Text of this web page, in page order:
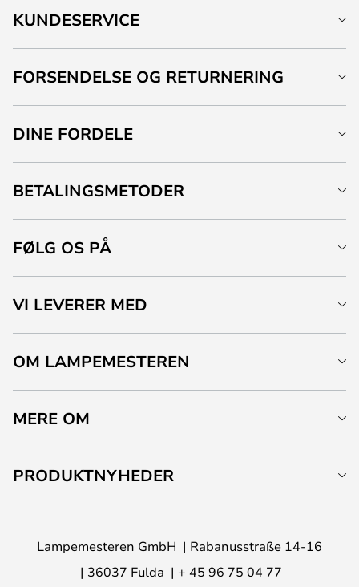
KUNDESERVICE
FORSENDELSE OG RETURNERING
DINE FORDELE
BETALINGSMETODER
FØLG OS PÅ
VI LEVERER MED
OM LAMPEMESTEREN
MERE OM
PRODUKTNYHEDER
Lampemesteren GmbH
Rabanusstraße 14-16
36037 Fulda
+ 45 96 75 04 77